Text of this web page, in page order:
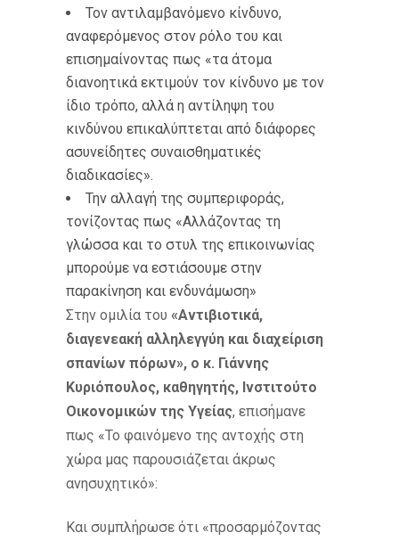
Τον αντιλαμβανόμενο κίνδυνο,
αναφερόμενος στον ρόλο του και
επισημαίνοντας πως «τα άτομα
διανοητικά εκτιμούν τον κίνδυνο με τον
ίδιο τρόπο, αλλά η αντίληψη του
κινδύνου επικαλύπτεται από διάφορες
ασυνείδητες συναισθηματικές
διαδικασίες».
Την αλλαγή της συμπεριφοράς,
τονίζοντας πως «Αλλάζοντας τη
γλώσσα και το στυλ της επικοινωνίας
μπορούμε να εστιάσουμε στην
παρακίνηση και ενδυνάμωση»
Στην ομιλία του «Αντιβιοτικά,
διαγενεακή αλληλεγγύη και διαχείριση
σπανίων πόρων», ο κ. Γιάννης
Κυριόπουλος, καθηγητής, Ινστιτούτο
Οικονομικών της Υγείας, επισήμανε
πως «Το φαινόμενο της αντοχής στη
χώρα μας παρουσιάζεται άκρως
ανησυχητικό»:
Και συμπλήρωσε ότι «προσαρμόζοντας